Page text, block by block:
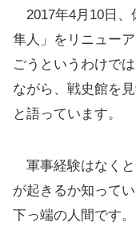
2017年4月10日、
隼人」をリニュー
ごうというわけで
ながら、戦史館を
と語っています。
軍事経験はなく
が起きるか知って
下っ端の人間です。